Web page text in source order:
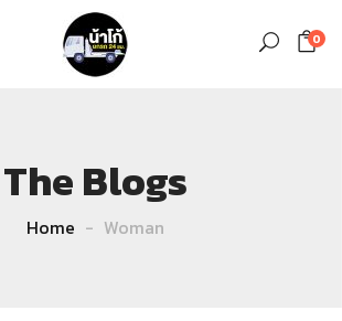
0
The Blogs
Home Woman